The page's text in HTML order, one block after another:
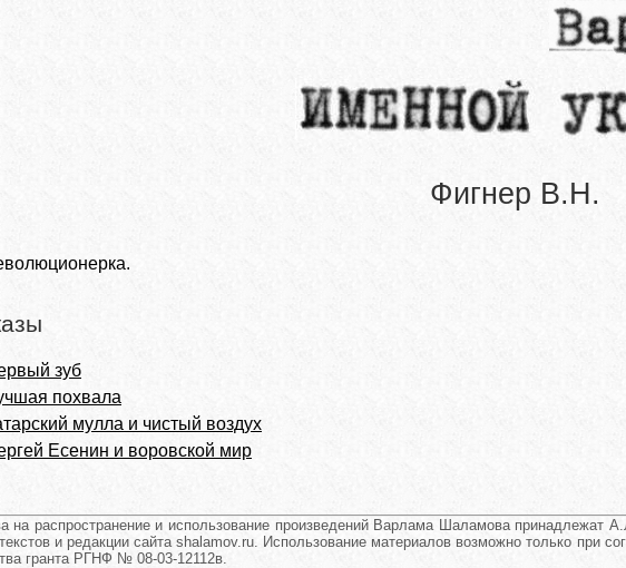
Фигнер В.Н.
зуб
похвала
мулла и чистый воздух
Есенин и воровской мир
на распространение и использование произведений Варлама Шаламова принадлежат
и редакции сайта shalamov.ru. Использование материалов возможно только при
гранта РГНФ № 08-03-12112в.